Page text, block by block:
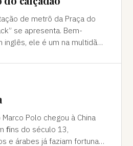
de metrô da Praça do
se apresenta. Bem-
inglês, ele é um na multidão
Polo chegou à China
ﬁns do século 13,
e árabes já faziam fortuna